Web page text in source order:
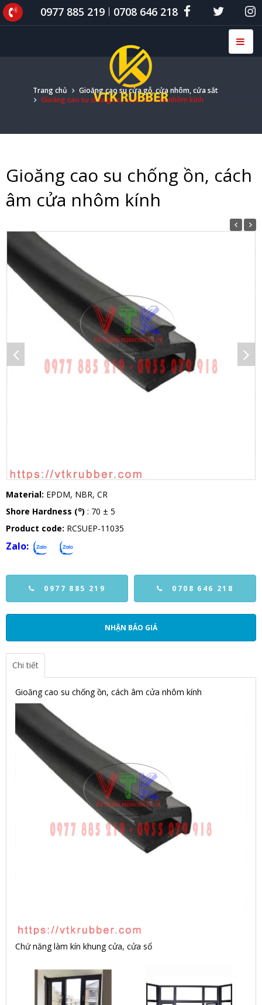
0977 885 219 0708 646 218
Trang chủ
Gioăng cao su cửa gỗ, cửa nhôm, cửa sắt
Gioăng cao su chống ồn, cách âm cửa nhôm kính
Gioăng cao su chống ồn, cách
âm cửa nhôm kính
Material: EPDM, NBR, CR
Shore Hardness (o) : 70 ± 5
Product code: RCSUEP-11035
Zalo:
0977 885 219 0708 646 218
NHẬN BÁO GIÁ
Chi tiết
Gioăng cao su chống ồn, cách âm cửa nhôm kính
Chứ năng làm kín khung cửa, cửa sổ